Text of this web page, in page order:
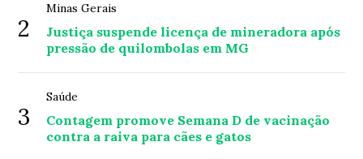
2
Minas Gerais
Justiça suspende licença de mineradora após
pressão de quilombolas em MG
3
Saúde
Contagem promove Semana D de vacinação
contra a raiva para cães e gatos